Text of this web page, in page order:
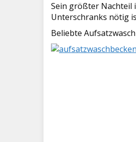
Sein größter Nachteil
Unterschranks nötig
Beliebte